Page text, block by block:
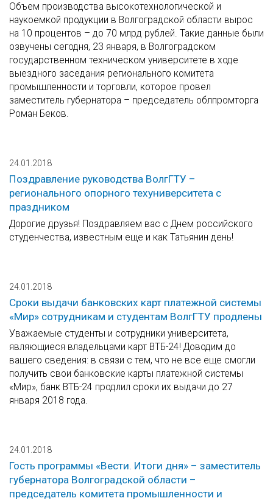
Объем производства высокотехнологической и
наукоемкой продукции в Волгоградской области вырос
на 10 процентов – до 70 млрд рублей. Такие данные были
озвучены сегодня, 23 января, в Волгоградском
государственном техническом университете в ходе
выездного заседания регионального комитета
промышленности и торговли, которое провел
заместитель губернатора – председатель облпромторга
Роман Беков.
24.01.2018
Поздравление руководства ВолгГТУ –
регионального опорного техуниверситета с
праздником
Дорогие друзья! Поздравляем вас с Днем российского
студенчества, известным еще и как Татьянин день!
24.01.2018
Сроки выдачи банковских карт платежной системы
«Мир» сотрудникам и студентам ВолгГТУ продлены
Уважаемые студенты и сотрудники университета,
являющиеся владельцами карт ВТБ-24! Доводим до
вашего сведения: в связи с тем, что не все еще смогли
получить свои банковские карты платежной системы
«Мир», банк ВТБ-24 продлил сроки их выдачи до 27
января 2018 года.
24.01.2018
Гость программы «Вести. Итоги дня» – заместитель
губернатора Волгоградской области –
председатель комитета промышленности и